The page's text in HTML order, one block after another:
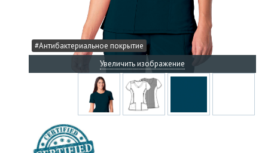
Увеличить изображение
#Антибактериальное покрытие